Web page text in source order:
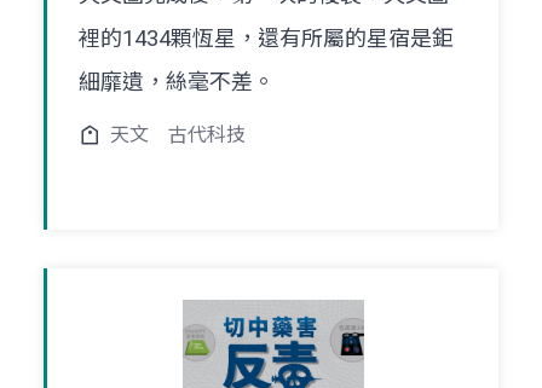
裡的1434顆恆星，還有所屬的星宿是鉅
細靡遺，絲毫不差。
天文 古代科技